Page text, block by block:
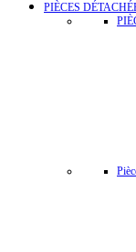
PIÈCES